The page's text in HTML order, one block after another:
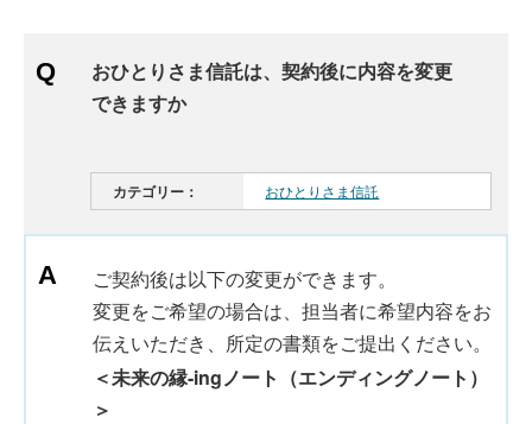
おひとりさま信託は、契約後に内容を変更
できますか
カテゴリー： おひとりさま信託
ご契約後は以下の変更ができます。
変更をご希望の場合は、担当者に希望内容をお
伝えいただき、所定の書類をご提出ください。
＜未来の縁-ingノート（エンディングノート）
＞